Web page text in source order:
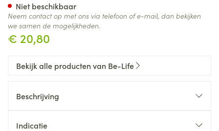
€ 20,80
Niet beschikbaar
Neem contact op met ons via telefoon of e-mail, dan bekijken
we samen de mogelijkheden.
Bekijk alle producten van Be-Life
Beschrijving
Indicatie